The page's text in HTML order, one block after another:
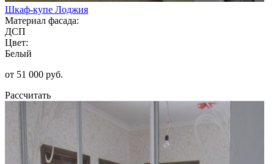
Шкаф-купе Лоджия
Материал фасада:
ДСП
Цвет:
Белый
от 51 000 руб.
Рассчитать